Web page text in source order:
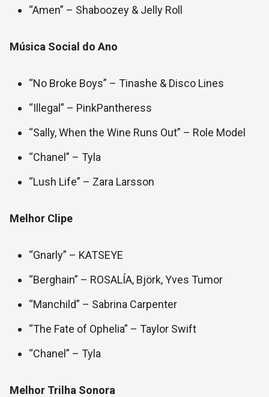
“Amen” – Shaboozey & Jelly Roll
Música Social do Ano
“No Broke Boys” – Tinashe & Disco Lines
“Illegal” – PinkPantheress
“Sally, When the Wine Runs Out” – Role Model
“Chanel” – Tyla
“Lush Life” – Zara Larsson
Melhor Clipe
“Gnarly” – KATSEYE
“Berghain” – ROSALÍA, Björk, Yves Tumor
“Manchild” – Sabrina Carpenter
“The Fate of Ophelia” – Taylor Swift
“Chanel” – Tyla
Melhor Trilha Sonora